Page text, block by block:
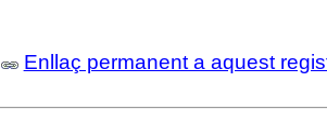
Enllaç permanent a aquest